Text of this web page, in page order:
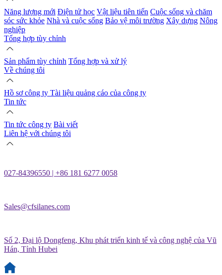
Năng lượng mới Điện tử học Vật liệu tiên tiến Cuộc sống và chăm
sóc sức khỏe Nhà và cuộc sống Bảo vệ môi trường Xây dựng Nông
nghiệp
Tổng hợp tùy chỉnh
Sản phẩm tùy chỉnh Tổng hợp và xử lý
Về chúng tôi
Hồ sơ công ty Tài liệu quảng cáo của công ty
Tin tức
Tin tức công ty Bài viết
Liên hệ với chúng tôi
027-84396550 | +86 181 6277 0058
Sales@cfsilanes.com
Số 2, Đại lộ Dongfeng, Khu phát triển kinh tế và công nghệ của Vũ
Hán, Tỉnh Hubei